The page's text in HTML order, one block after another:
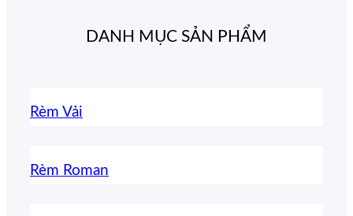
DANH MỤC SẢN PHẨM
Rèm Vải
Rèm Roman